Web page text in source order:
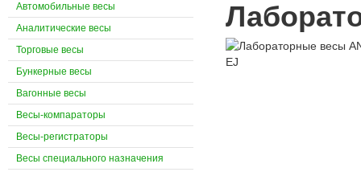
Автомобильные весы
Аналитические весы
Торговые весы
Бункерные весы
Вагонные весы
Весы-компараторы
Весы-регистраторы
Весы специального назначения